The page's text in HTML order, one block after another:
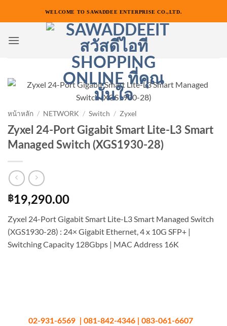
เนื้อหา
WELCOME TO SAWADDEE ENTERPRISE CO.,LTD.
หน้าหลัก / NETWORK / Switch / Zyxel
Zyxel 24-Port Gigabit Smart Lite-L3 Smart
Managed Switch (XGS1930-28)
฿19,290.00
Zyxel 24-Port Gigabit Smart Lite-L3 Smart Managed Switch
(XGS1930-28) : 24× Gigabit Ethernet, 4 x 10G SFP+ |
Switching Capacity 128Gbps | MAC Address 16K
02-931-6569 | 081-842-4346 | 083-061-6607